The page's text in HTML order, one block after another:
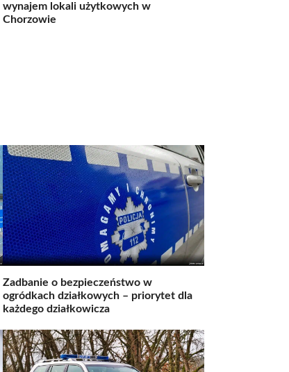
wynajem lokali użytkowych w
Chorzowie
Zadbanie o bezpieczeństwo w
ogródkach działkowych – priorytet dla
każdego działkowicza